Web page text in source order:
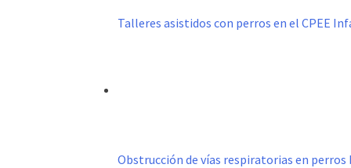
Talleres asistidos con perros en el CPEE
Obstrucción de vías respiratorias en perros